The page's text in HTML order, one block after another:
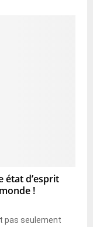
état d’esprit
!
pas seulement